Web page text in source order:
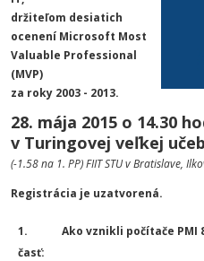
držiteľom desiatich
ocenení Microsoft Most
Valuable Professional
(MVP)
za roky 2003 - 2013.
28. mája 2015 o 14.30
v Turingovej veľkej
(-1.58 na 1. PP) FIIT STU v Bratislave,
Registrácia je uzatvorená.
1.
časť:
Ako vznikli počítače PMI